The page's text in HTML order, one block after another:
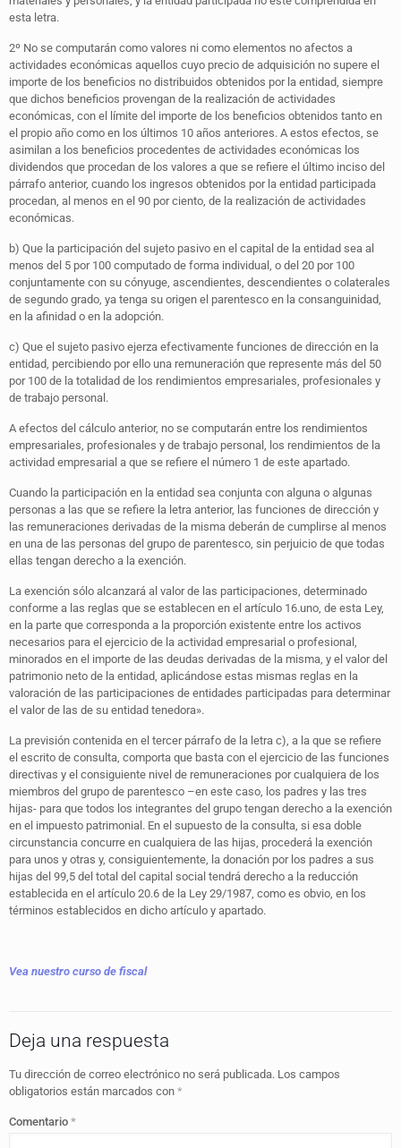
esta letra.
2º No se computarán como valores ni como elementos no afectos a
actividades económicas aquellos cuyo precio de adquisición no supere el
importe de los beneficios no distribuidos obtenidos por la entidad, siempre
que dichos beneficios provengan de la realización de actividades
económicas, con el límite del importe de los beneficios obtenidos tanto en
el propio año como en los últimos 10 años anteriores. A estos efectos, se
asimilan a los beneficios procedentes de actividades económicas los
dividendos que procedan de los valores a que se refiere el último inciso del
párrafo anterior, cuando los ingresos obtenidos por la entidad participada
procedan, al menos en el 90 por ciento, de la realización de actividades
económicas.
b) Que la participación del sujeto pasivo en el capital de la entidad sea al
menos del 5 por 100 computado de forma individual, o del 20 por 100
conjuntamente con su cónyuge, ascendientes, descendientes o colaterales
de segundo grado, ya tenga su origen el parentesco en la consanguinidad,
en la afinidad o en la adopción.
c) Que el sujeto pasivo ejerza efectivamente funciones de dirección en la
entidad, percibiendo por ello una remuneración que represente más del 50
por 100 de la totalidad de los rendimientos empresariales, profesionales y
de trabajo personal.
A efectos del cálculo anterior, no se computarán entre los rendimientos
empresariales, profesionales y de trabajo personal, los rendimientos de la
actividad empresarial a que se refiere el número 1 de este apartado.
Cuando la participación en la entidad sea conjunta con alguna o algunas
personas a las que se refiere la letra anterior, las funciones de dirección y
las remuneraciones derivadas de la misma deberán de cumplirse al menos
en una de las personas del grupo de parentesco, sin perjuicio de que todas
ellas tengan derecho a la exención.
La exención sólo alcanzará al valor de las participaciones, determinado
conforme a las reglas que se establecen en el artículo 16.uno, de esta Ley,
en la parte que corresponda a la proporción existente entre los activos
necesarios para el ejercicio de la actividad empresarial o profesional,
minorados en el importe de las deudas derivadas de la misma, y el valor del
patrimonio neto de la entidad, aplicándose estas mismas reglas en la
valoración de las participaciones de entidades participadas para determinar
el valor de las de su entidad tenedora».
La previsión contenida en el tercer párrafo de la letra c), a la que se refiere
el escrito de consulta, comporta que basta con el ejercicio de las funciones
directivas y el consiguiente nivel de remuneraciones por cualquiera de los
miembros del grupo de parentesco –en este caso, los padres y las tres
hijas- para que todos los integrantes del grupo tengan derecho a la exención
en el impuesto patrimonial. En el supuesto de la consulta, si esa doble
circunstancia concurre en cualquiera de las hijas, procederá la exención
para unos y otras y, consiguientemente, la donación por los padres a sus
hijas del 99,5 del total del capital social tendrá derecho a la reducción
establecida en el artículo 20.6 de la Ley 29/1987, como es obvio, en los
términos establecidos en dicho artículo y apartado.
Vea nuestro curso de fiscal
Deja una respuesta
Tu dirección de correo electrónico no será publicada. Los campos
obligatorios están marcados con *
Comentario *